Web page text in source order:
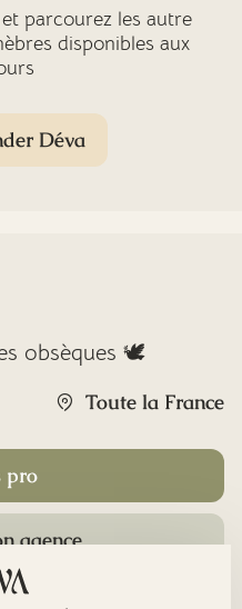
parcourez les autre
disponibles aux
Déva
obsèques 🕊️
Toute la France
pro
agence